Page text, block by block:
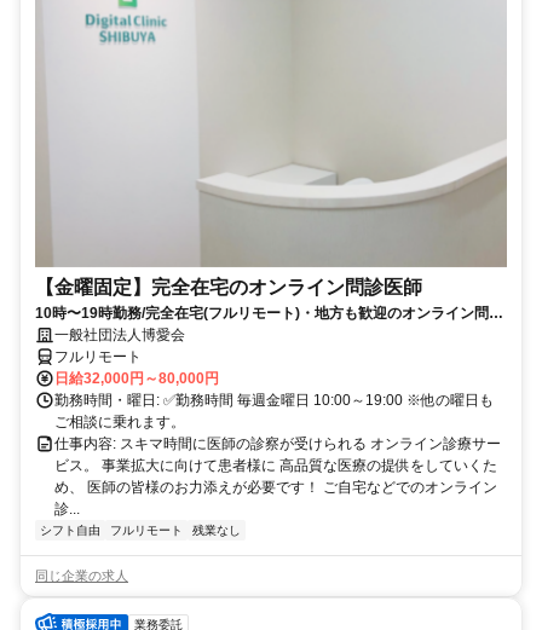
【金曜固定】完全在宅のオンライン問診医師
10時〜19時勤務/完全在宅(フルリモート)・地方も歓迎のオンライン問診
業務一般社団法人博愛会
フルリモート
日給32,000円～80,000円
勤務時間・曜日: ✅勤務時間 毎週金曜日 10:00～19:00 ※他の曜日も
ご相談に乗れます。
仕事内容: スキマ時間に医師の診察が受けられる オンライン診療サー
ビス。 事業拡大に向けて患者様に 高品質な医療の提供をしていくた
め、 医師の皆様のお力添えが必要です！ ご自宅などでのオンライン
診...
シフト自由 フルリモート 残業なし
同じ企業の求人
業務委託